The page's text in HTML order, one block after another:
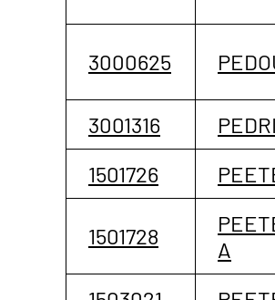
3000625
3001316
1501726
1501728
A